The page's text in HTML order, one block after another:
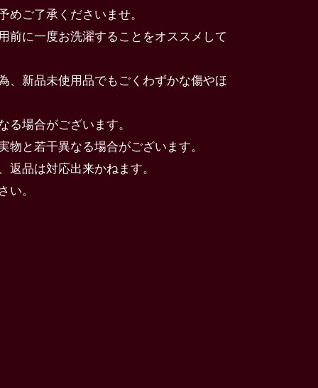
ご了承くださいませ。
前に一度お洗濯することをオススメして
、新品未使用品でもごくわずかな傷やほ
る場合がございます。
物と若干異なる場合がございます。
返品は対応出来かねます。
い。